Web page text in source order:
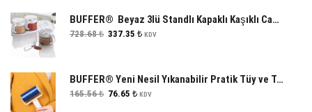
BUFFER® Beyaz 3lü Standlı Kapaklı Kaşıklı Cam Hava Sızdırmaz Baharatlık Takımı KC-386
728.68₺ Orijinal
337.35 ₺Şu
KDV
BUFFER® Yeni Nesil Yıkanabilir Pratik Tüy ve Toz Toplama Rulosu Aparatı
165.56₺ Orijinal
76.65 ₺Şu
KDV